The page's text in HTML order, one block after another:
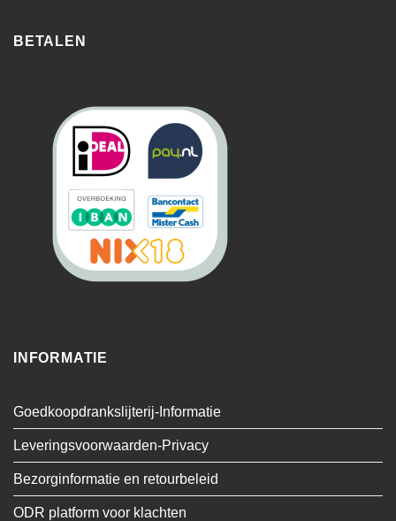
BETALEN
INFORMATIE
Goedkoopdrankslijterij-Informatie
Leveringsvoorwaarden-Privacy
Bezorginformatie en retourbeleid
ODR platform voor klachten